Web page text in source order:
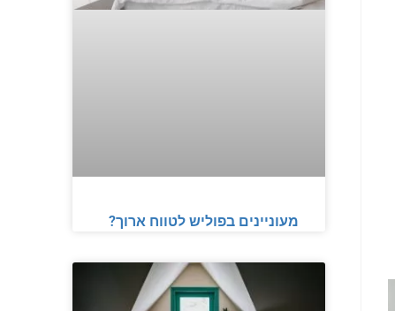
מעוניינים בפוליש לטווח ארוך?